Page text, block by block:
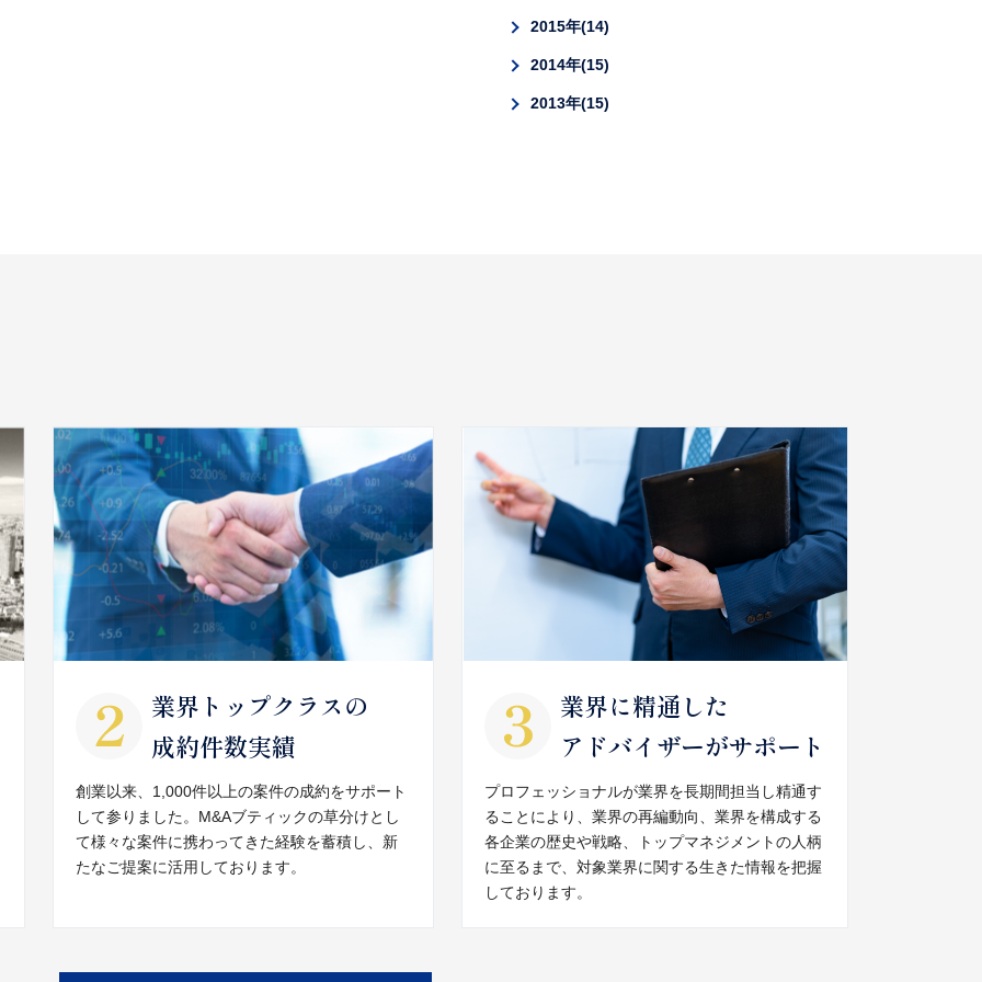
2015年 14
2014年 15
2013年 15
業界トップクラスの
成約件数実績
創業以来、1,000件以上の案件の成約をサポート
して参りました。M&Aブティックの草分けとし
て様々な案件に携わってきた経験を蓄積し、新
たなご提案に活用しております。
業界に精通した
アドバイザーがサポート
プロフェッショナルが業界を長期間担当し精通す
ることにより、業界の再編動向、業界を構成する
各企業の歴史や戦略、トップマネジメントの人柄
に至るまで、対象業界に関する生きた情報を把握
しております。